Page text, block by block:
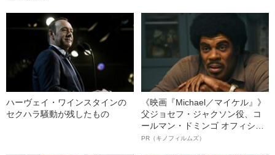
ハーヴェイ・ワインスタインの
セクハラ騒動が残したもの
《映画『Michael／マイケル』》
父ジョセフ・ジャクソン役、コ
ールマン・ドミンゴ オフィシャ
ルインタビュー“観客を魅了した
PR（キノフィルムズ）